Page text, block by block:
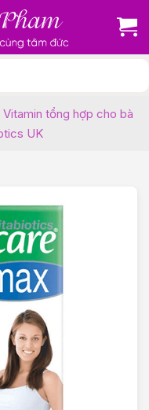
Vitamin tổng hợp cho bà
UK